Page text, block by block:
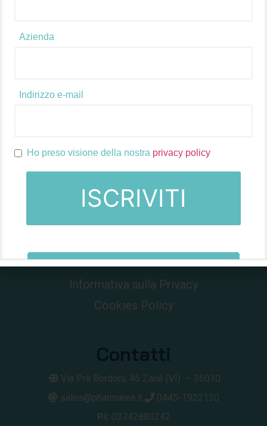
qui perché stai cercando una formula con cui […]
Informativa sulla Privacy
Cookies Policy
Via Prà Bordoni, 46 Zané (VI) – 36010
sales@pharmarea.it
0445-1922130
P.I: 03742880242
Azienda
Indirizzo e-mail
Ho preso visione della nostra privacy policy